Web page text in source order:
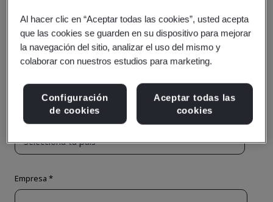
Al hacer clic en “Aceptar todas las cookies”, usted acepta
que las cookies se guarden en su dispositivo para mejorar
la navegación del sitio, analizar el uso del mismo y
colaborar con nuestros estudios para marketing.
Configuración
de cookies
Aceptar todas las
cookies